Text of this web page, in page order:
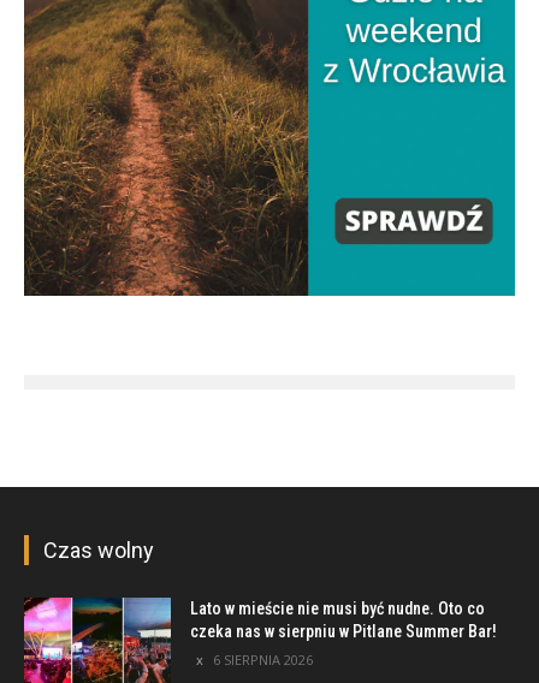
Czas wolny
Lato w mieście nie musi być nudne. Oto co
czeka nas w sierpniu w Pitlane Summer Bar!
6 SIERPNIA 2026